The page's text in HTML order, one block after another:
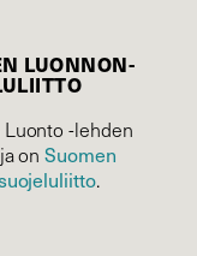
LUONNON­
-lehden
onSuomen
.